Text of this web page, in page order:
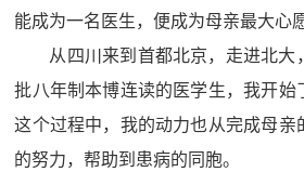
能成为一名医生，便成为母亲最大心
从四川来到首都北京，走进北大
批八年制本博连读的医学生，我开始
这个过程中，我的动力也从完成母亲
的努力，帮助到患病的同胞。